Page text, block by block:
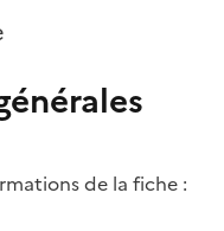
de la fiche :